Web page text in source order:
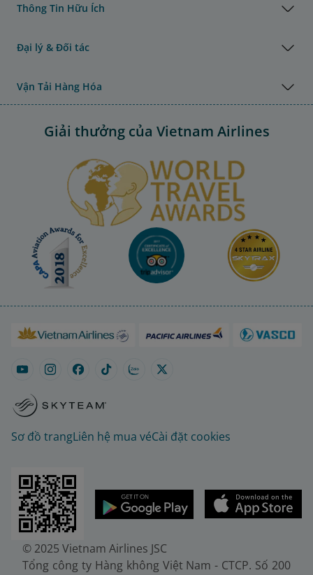
Thông Tin Hữu Ích
Đại lý & Đối tác
Vận Tải Hàng Hóa
Giải thưởng của Vietnam Airlines
Sơ đồ trangLiên hệ mua véCài đặt cookies
© 2025 Vietnam Airlines JSC
Tổng công ty Hàng không Việt Nam - CTCP. Số 200